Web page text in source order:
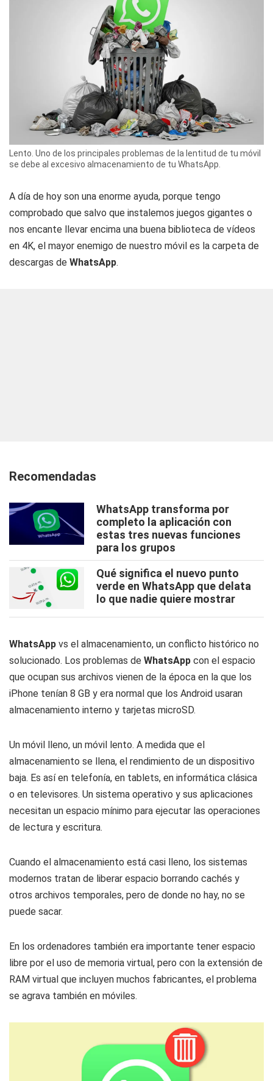
Lento. Uno de los principales problemas de la lentitud de tu móvil
se debe al excesivo almacenamiento de tu WhatsApp.
A día de hoy son una enorme ayuda, porque tengo
comprobado que salvo que instalemos juegos gigantes o
nos encante llevar encima una buena biblioteca de vídeos
en 4K, el mayor enemigo de nuestro móvil es la carpeta de
descargas de WhatsApp.
Recomendadas
WhatsApp transforma por
completo la aplicación con
estas tres nuevas funciones
para los grupos
Qué significa el nuevo punto
verde en WhatsApp que delata
lo que nadie quiere mostrar
WhatsApp vs el almacenamiento, un conflicto histórico no
solucionado. Los problemas de WhatsApp con el espacio
que ocupan sus archivos vienen de la época en la que los
iPhone tenían 8 GB y era normal que los Android usaran
almacenamiento interno y tarjetas microSD.
Un móvil lleno, un móvil lento. A medida que el
almacenamiento se llena, el rendimiento de un dispositivo
baja. Es así en telefonía, en tablets, en informática clásica
o en televisores. Un sistema operativo y sus aplicaciones
necesitan un espacio mínimo para ejecutar las operaciones
de lectura y escritura.
Cuando el almacenamiento está casi lleno, los sistemas
modernos tratan de liberar espacio borrando cachés y
otros archivos temporales, pero de donde no hay, no se
puede sacar.
En los ordenadores también era importante tener espacio
libre por el uso de memoria virtual, pero con la extensión de
RAM virtual que incluyen muchos fabricantes, el problema
se agrava también en móviles.